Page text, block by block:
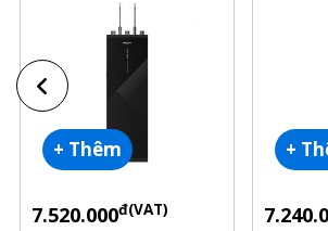
+ Thêm
7.520.000đ(VAT)
+